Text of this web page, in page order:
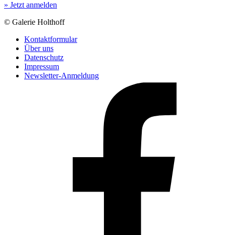
» Jetzt anmelden
© Galerie Holthoff
Kontaktformular
Über uns
Datenschutz
Impressum
Newsletter-Anmeldung